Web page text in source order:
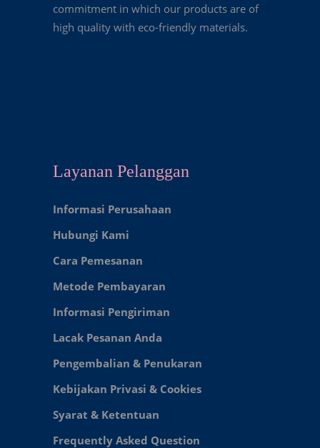
commitment in which our products are of
high quality with eco-friendly materials.
Layanan Pelanggan
Informasi Perusahaan
Hubungi Kami
Cara Pemesanan
Metode Pembayaran
Informasi Pengiriman
Lacak Pesanan Anda
Pengembalian & Penukaran
Kebijakan Privasi & Cookies
Syarat & Ketentuan
Frequently Asked Question